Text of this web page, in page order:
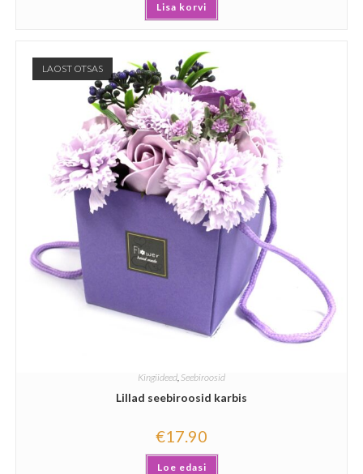
Lisa korvi
LAOST OTSAS
Kingiideed Seebiroosid
Lillad seebiroosid karbis
€17.90
Loe edasi